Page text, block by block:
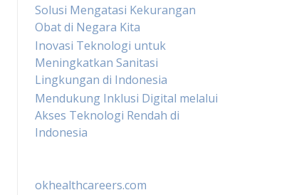
Solusi Mengatasi Kekurangan
Obat di Negara Kita
Inovasi Teknologi untuk
Meningkatkan Sanitasi
Lingkungan di Indonesia
Mendukung Inklusi Digital melalui
Akses Teknologi Rendah di
Indonesia
okhealthcareers.com